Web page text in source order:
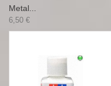
Metal...
6,50 €